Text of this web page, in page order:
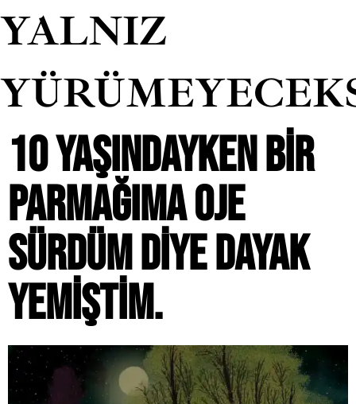
YALNIZ
10 YAŞINDAYKEN BIR
PARMAĞIMA OJE
SÜRDÜM DIYE DAYAK
YEMIŞTIM.